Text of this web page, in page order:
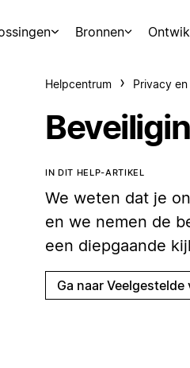
Bronnen
Helpcentrum Privacy
IN DIT HELP-ARTIKEL
We weten dat je
en we nemen de
een diepgaande
Ga naar Veelgestelde